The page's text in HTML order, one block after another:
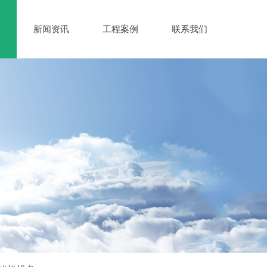
新闻资讯 工程案例 联系我们